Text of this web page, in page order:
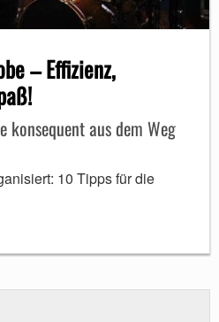
– Effizienz,
konsequent aus dem Weg
10 Tipps für die